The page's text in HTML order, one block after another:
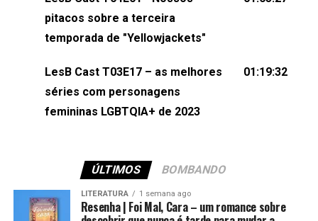
(⁠⁠⁠⁠@brunarfentanes⁠⁠⁠⁠) e Pollyelly FlorêncioEdição de
Naiady Machado
pitacos sobre a terceira
temporada de "Yellowjackets"
LesB Cast T03E17 – as melhores
séries com personagens
femininas LGBTQIA+ de 2023
01:19:32
ÚLTIMOS BOMBANDO
LITERATURA 1 semana ago
Resenha | Foi Mal, Cara – um romance sobre